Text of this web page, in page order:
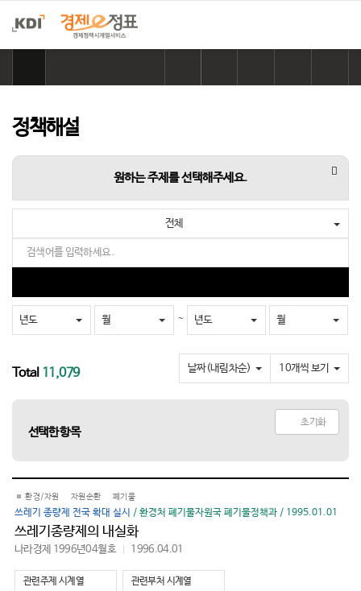
로
동
크
카
기
이
이
위
기
정책해설
원하는 주제를 선택해주세요.
항목
Total 11,079
전체
입
력
하
요
색
년도
월 ~ 년도 월
날짜(내림차순) 10개씩 보기
선택한 항목
초기화
환경/자원 자원순환 폐기물
쓰레기 종량제 전국 확대 실시 / 환경처 폐기물자원국 폐기물정책과 / 1995.01.01
쓰레기종량제의 내실화
나라경제 1996년04월호 1996.04.01
관련주제 시계열 관련부처 시계열